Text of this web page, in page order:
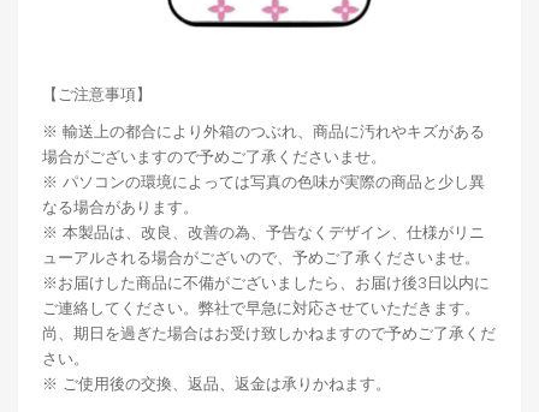
【ご注意事項】
※ 輸送上の都合により外箱のつぶれ、商品に汚れやキズがある
場合がございますので予めご了承くださいませ。
※ パソコンの環境によっては写真の色味が実際の商品と少し異
なる場合があります。
※ 本製品は、改良、改善の為、予告なくデザイン、仕様がリニ
ューアルされる場合がございので、予めご了承くださいませ。
※お届けした商品に不備がございましたら、お届け後3日以内に
ご連絡してください。弊社で早急に対応させていただきます。
尚、期日を過ぎた場合はお受け致しかねますので予めご了承くだ
さい。
※ ご使用後の交換、返品、返金は承りかねます。